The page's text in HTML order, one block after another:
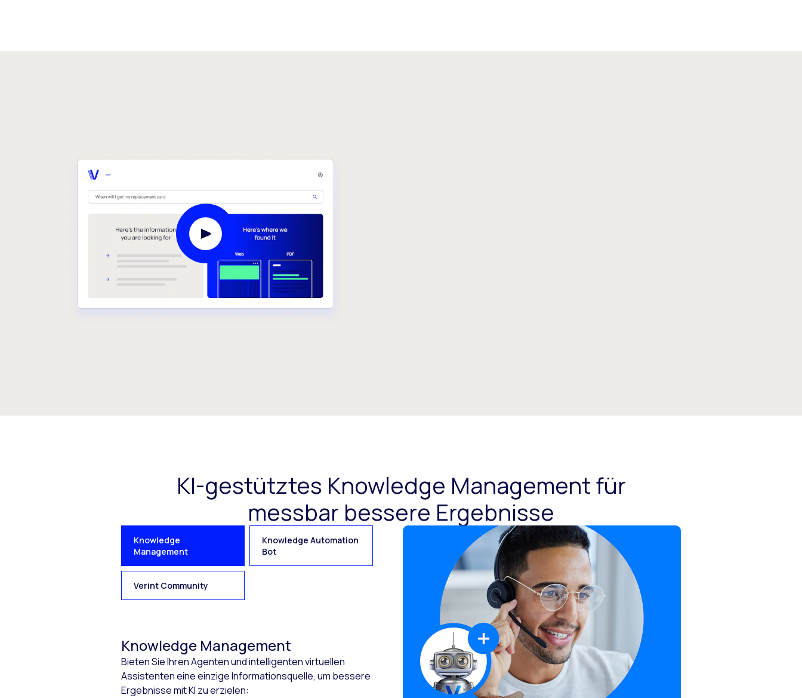
Video abspielen Modal
KI-gestütztes Knowledge Management für
messbar bessere Ergebnisse
Knowledge
Management
Knowledge Automation
Bot
Verint Community
Knowledge Management
Bieten Sie Ihren Agenten und intelligenten virtuellen
Assistenten eine einzige Informationsquelle, um bessere
Ergebnisse mit KI zu erzielen: